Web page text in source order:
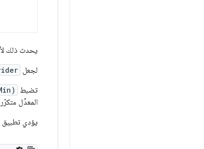
يحدث ذلك
لجعل
تضبط
المعدِّل
يؤدي تطبيق